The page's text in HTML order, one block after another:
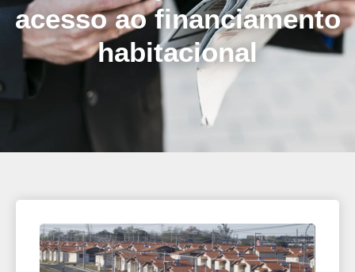
acesso ao financiamento
habitacional